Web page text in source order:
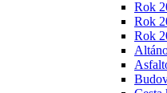
Rok
Rok
Rok